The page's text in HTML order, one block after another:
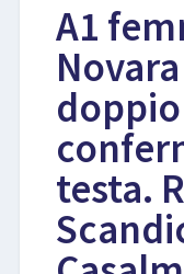
A1
testa.